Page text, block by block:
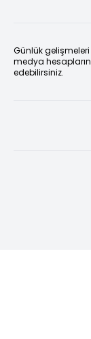
Günlük
medya
edebilirsiniz.